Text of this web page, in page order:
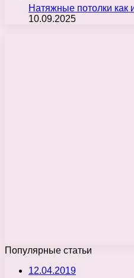
Натяжные потолки как
10.09.2025
Популярные статьи
12.04.2019